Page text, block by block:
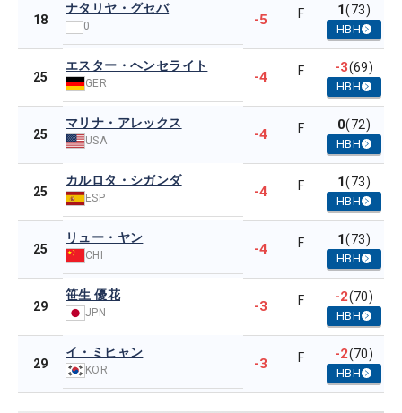
18
ナタリヤ・グセバ
0 -5 F 1(73)
HBH
25
エスター・ヘンセライト
GER -4 F -3(69)
HBH
25
マリナ・アレックス
USA -4 F 0(72)
HBH
25
カルロタ・シガンダ
ESP -4 F 1(73)
HBH
25
リュー・ヤン
CHI -4 F 1(73)
HBH
29
笹生 優花
JPN -3 F -2(70)
HBH
29
イ・ミヒャン
KOR -3 F -2(70)
HBH